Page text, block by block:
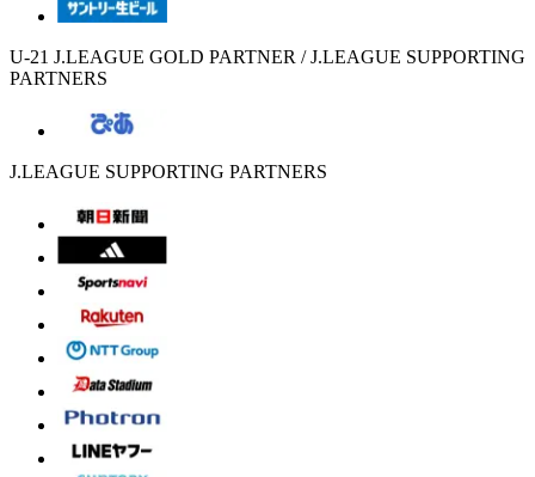
U-21 J.LEAGUE GOLD PARTNER / J.LEAGUE SUPPORTING
PARTNERS
J.LEAGUE SUPPORTING PARTNERS